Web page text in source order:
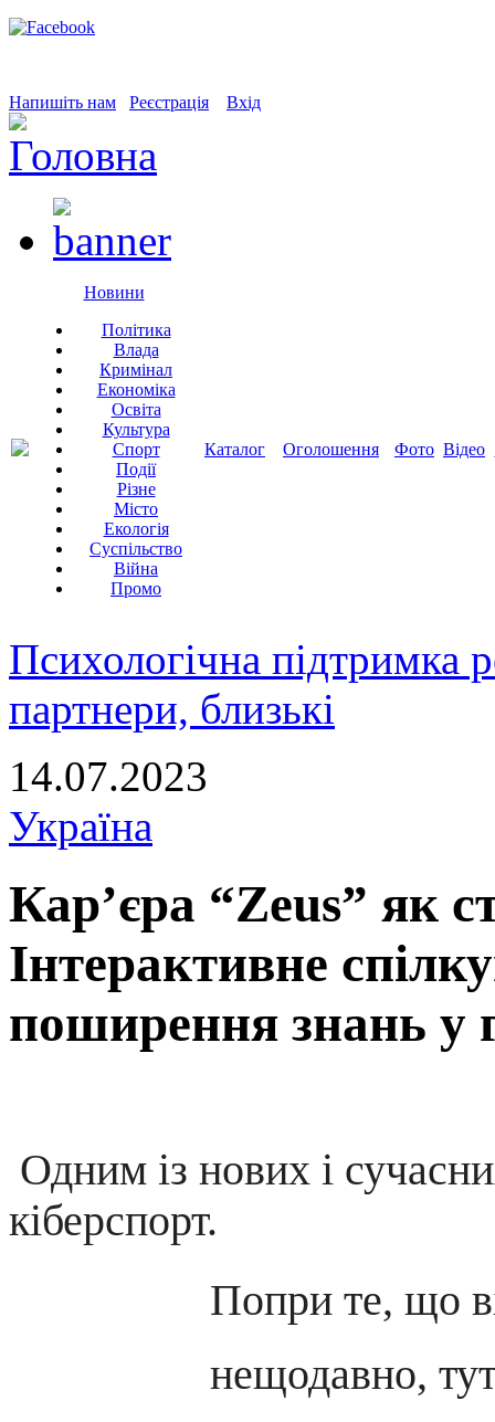
Напишіть нам Реєстрація Вхід
Новини
Політика
Влада
Кримінал
Економіка
Освіта
Культура
Спорт
Події
Різне
Місто
Екологія
Суспільство
Війна
Промо
Каталог Оголошення Фото Відео
Психологічна підтримка
партнери, близькі
14.07.2023
Україна
Кар’єра “Zeus” як
Інтерактивне
поширення знань у
Одним із нових і
кіберспорт.
Попри те, що
нещодавно,